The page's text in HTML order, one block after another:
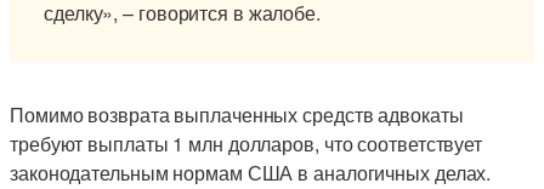
сделку», – говорится в жалобе.
Помимо возврата выплаченных средств адвокаты
требуют выплаты 1 млн долларов, что соответствует
законодательным нормам США в аналогичных делах.